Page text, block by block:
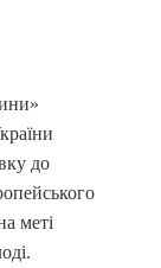
до
меті